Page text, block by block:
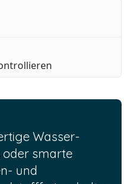
Wasser-
oder smarte
und